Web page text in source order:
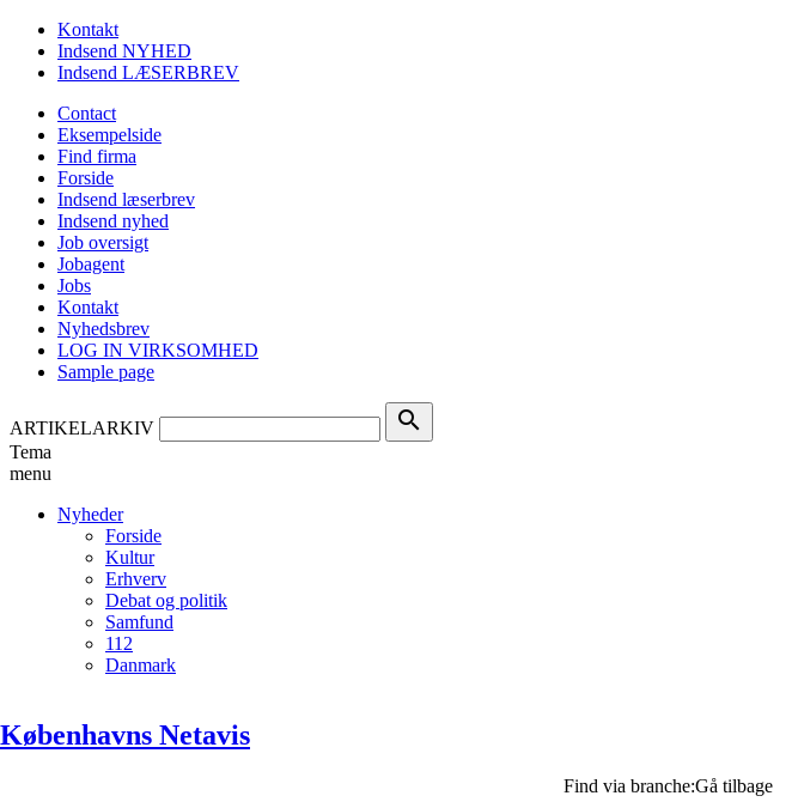
Kontakt
Indsend NYHED
Indsend LÆSERBREV
Contact
Eksempelside
Find firma
Forside
Indsend læserbrev
Indsend nyhed
Job oversigt
Jobagent
Jobs
Kontakt
Nyhedsbrev
LOG IN VIRKSOMHED
Sample page
ARTIKELARKIV search
Tema
menu
Nyheder
Forside
Kultur
Erhverv
Debat og politik
Samfund
112
Danmark
Københavns Netavis
Find via branche:Gå tilbage